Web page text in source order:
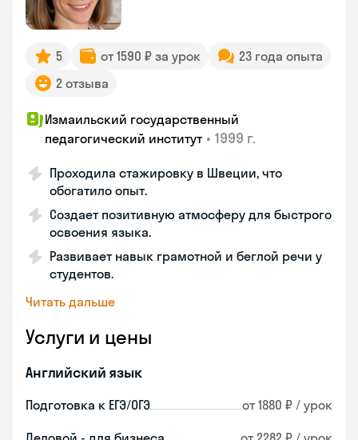
5 от 1590 ₽ за урок
23 года опыта
2 отзыва
Измаильский государственный
педагогический институт • 1999 г.
Проходила стажировку в Швеции, что
обогатило опыт.
Создает позитивную атмосферу для быстрого
освоения языка.
Развивает навык грамотной и беглой речи у
студентов.
Читать дальше
Услуги и цены
Английский язык
Подготовка к ЕГЭ/ОГЭ от 1880 ₽ / урок